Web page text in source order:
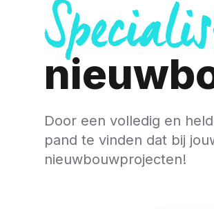
Door een volledig en
pand te vinden dat bij
nieuwbouwprojecten!